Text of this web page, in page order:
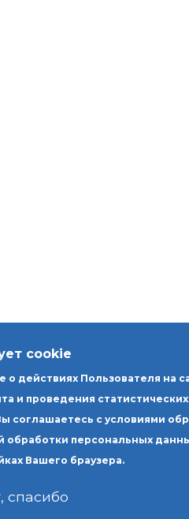
cookie
о действиях Пользователя на
и проведения
соглашаетесь с условиями
обработки персональных
Вашего браузера.
спасибо